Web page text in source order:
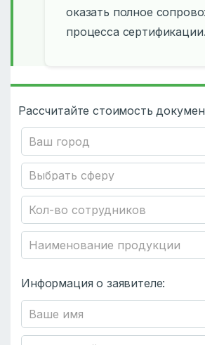
оказать полное
процесса сертификации.
Рассчитайте стоимость
Информация о заявителе: